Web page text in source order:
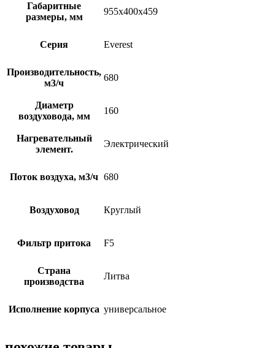
Габаритные
размеры, мм
955x400x459
Серия Everest
Производительность,
м3/ч
680
Диаметр
воздуховода, мм
160
Нагревательный
элемент.
Электрический
Поток воздуха, м3/ч 680
Воздуховод Круглый
Фильтр притока F5
Страна
производства
Литва
Исполнение корпуса универсальное